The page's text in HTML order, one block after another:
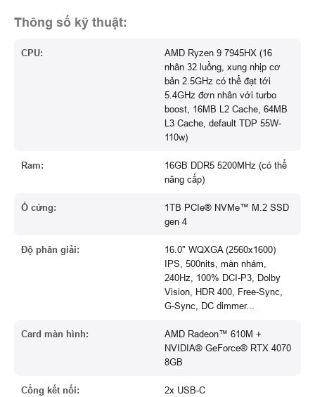
Thông số kỹ thuật:
CPU:
AMD Ryzen 9 7945HX (16
nhân 32 luồng, xung nhịp cơ
bản 2.5GHz có thể đạt tới
5.4GHz đơn nhân với turbo
boost, 16MB L2 Cache, 64MB
L3 Cache, default TDP 55W-
110w)
Ram:
16GB DDR5 5200MHz (có thể
nâng cấp)
Ổ cứng:
1TB PCIe® NVMe™ M.2 SSD
gen 4
Độ phân giải:
16.0" WQXGA (2560x1600)
IPS, 500nits, màn nhám,
240Hz, 100% DCI-P3, Dolby
Vision, HDR 400, Free-Sync,
G-Sync, DC dimmer...
Card màn hình:
AMD Radeon™ 610M +
NVIDIA® GeForce® RTX 4070
8GB
Cổng kết nối:
2x USB-C